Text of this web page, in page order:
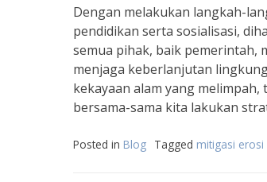
Dengan melakukan langkah-
pendidikan serta sosialisasi,
semua pihak, baik pemerintah,
menjaga keberlanjutan
kekayaan alam yang
bersama-sama kita lakukan
Posted in Blog Tagged mitigasi erosi